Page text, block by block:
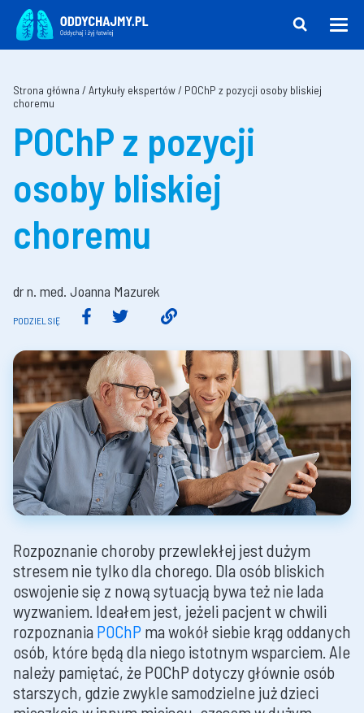
Strona główna / Artykuły ekspertów/ POChP z pozycji osoby bliskiej
choremu
POChP z pozycji
osoby bliskiej
choremu
dr n. med. Joanna Mazurek
PODZIEL SIĘ
Rozpoznanie choroby przewlekłej jest dużym
stresem nie tylko dla chorego. Dla osób bliskich
oswojenie się z nową sytuacją bywa też nie lada
wyzwaniem. Ideałem jest, jeżeli pacjent w chwili
rozpoznania POChP ma wokół siebie krąg oddanych
osób, które będą dla niego istotnym wsparciem. Ale
należy pamiętać, że POChP dotyczy głównie osób
starszych, gdzie zwykle samodzielne już dzieci